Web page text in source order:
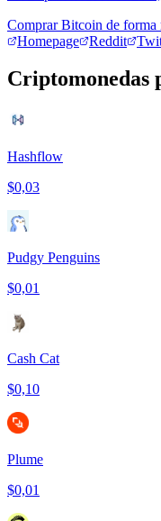
Comprar Bitcoin de forma
Homepage
Reddit
Criptomonedas
Hashflow
$0,03
Pudgy Penguins
$0,01
Cash Cat
$0,10
Plume
$0,01